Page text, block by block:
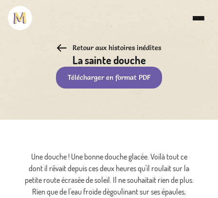
Retour aux histoires inédites
La sainte douche
Télécharger en format PDF
Une douche ! Une bonne douche glacée. Voilà tout ce
dont il rêvait depuis ces deux heures qu'il roulait sur la
petite route écrasée de soleil. Il ne souhaitait rien de plus.
Rien que de l'eau froide dégoulinant sur ses épaules,